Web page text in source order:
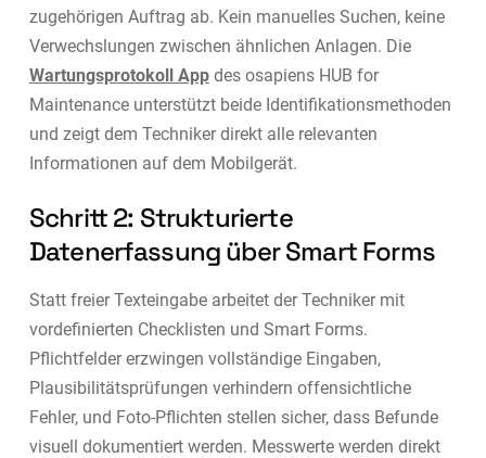
zugehörigen Auftrag ab. Kein manuelles Suchen, keine
Verwechslungen zwischen ähnlichen Anlagen. Die
Wartungsprotokoll Appdes osapiens HUB for
Maintenance unterstützt beide Identifikationsmethoden
und zeigt dem Techniker direkt alle relevanten
Informationen auf dem Mobilgerät.
Schritt 2: Strukturierte
Datenerfassung über Smart Forms
Statt freier Texteingabe arbeitet der Techniker mit
vordefinierten Checklisten und Smart Forms.
Pflichtfelder erzwingen vollständige Eingaben,
Plausibilitätsprüfungen verhindern offensichtliche
Fehler, und Foto-Pflichten stellen sicher, dass Befunde
visuell dokumentiert werden. Messwerte werden direkt